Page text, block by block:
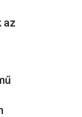
az